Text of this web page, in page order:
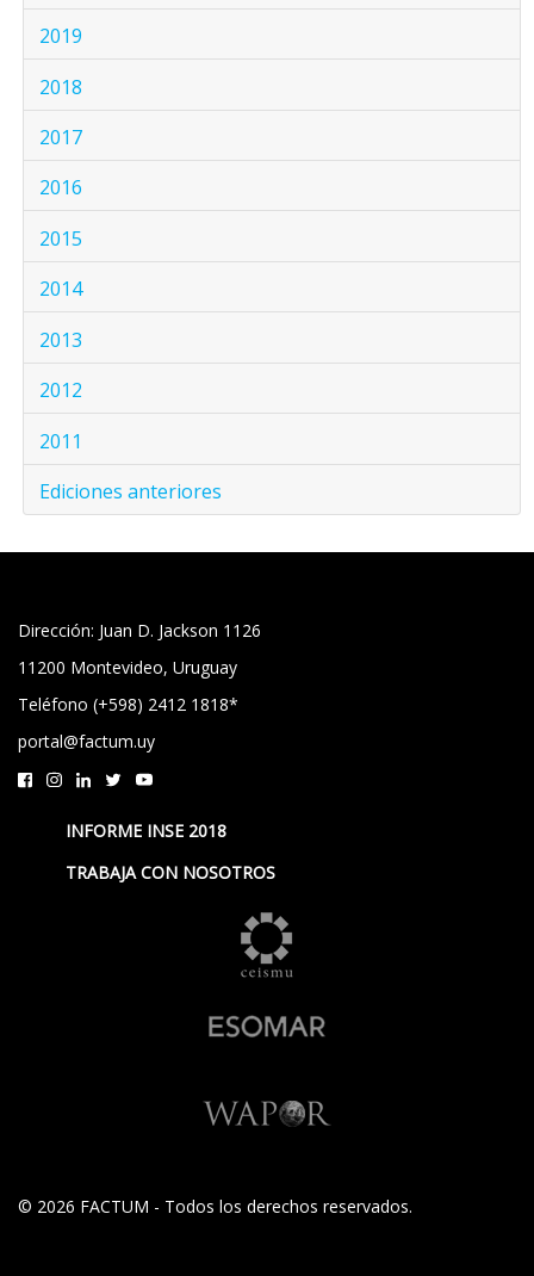
2019
2018
2017
2016
2015
2014
2013
2012
2011
Ediciones anteriores
Dirección: Juan D. Jackson 1126
11200 Montevideo, Uruguay
Teléfono (+598) 2412 1818*
portal@factum.uy
INFORME INSE 2018
TRABAJA CON NOSOTROS
© 2026 FACTUM - Todos los derechos reservados.